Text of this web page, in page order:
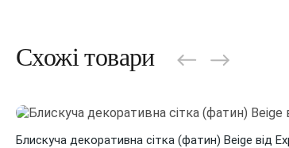
Схожі товари
Блискуча декоративна сітка (фатин) Beige від